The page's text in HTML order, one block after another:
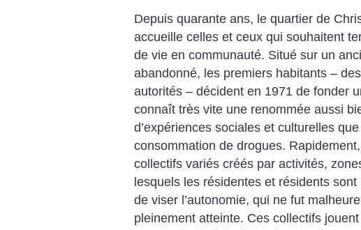
Depuis quarante ans, le quartier de
accueille celles et ceux qui souhaitent
de vie en communauté. Situé sur un
abandonné, les premiers habitants –
autorités – décident en 1971 de fonder
connaît très vite une renommée aussi
d’expériences sociales et culturelles
consommation de drogues.
collectifs variés créés par activités,
lesquels les résidentes et résidents sont
de viser l’autonomie, qui ne fut
pleinement atteinte. Ces collectifs